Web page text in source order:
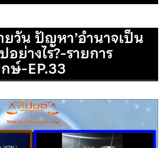
ยวัน ปัญหา’อำนาจเป็น
ย่างไร?-รายการ
ษ์-EP.33